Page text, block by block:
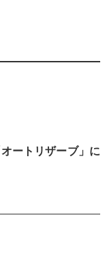
ートリザーブ」に